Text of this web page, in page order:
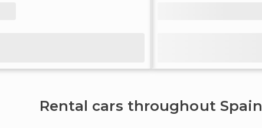
Rental cars throughout Spain